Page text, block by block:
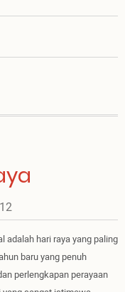
adalah hari raya yang paling
baru yang penuh
perlengkapan perayaan